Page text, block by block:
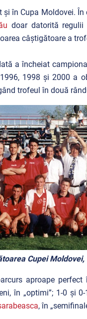
și în Cupa Moldovei.
doar datorită
câștigătoare a
a încheiat
1998 și 2000 a
trofeul în două
Cupei
aproape
în „optimi”; 1-0 și
, în